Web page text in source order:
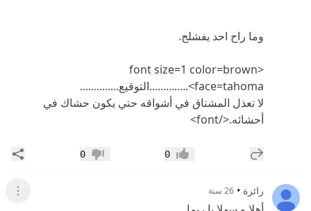
وما راح احد يفشلج.
<font size=1 color=brown
face=tahoma>..............التوقيع..............
لا تعذل المشتاق في أشواقه حتي يكون حشاك في
أحشائه.</font>
إضافة رد جديد إعجاب0 عدم إعجاب
0
زائرة • 26 سنة عرض